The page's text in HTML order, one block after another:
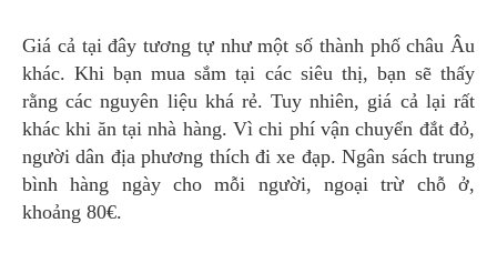
Giá cả tại đây tương tự như một số thành phố châu Âu
khác. Khi bạn mua sắm tại các siêu thị, bạn sẽ thấy
rằng các nguyên liệu khá rẻ. Tuy nhiên, giá cả lại rất
khác khi ăn tại nhà hàng. Vì chi phí vận chuyển đắt đỏ,
người dân địa phương thích đi xe đạp. Ngân sách trung
bình hàng ngày cho mỗi người, ngoại trừ chỗ ở,
khoảng 80€.